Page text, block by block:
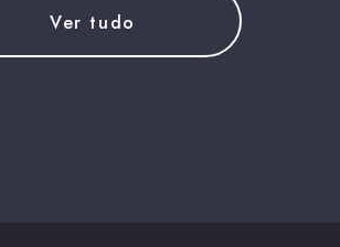
Ver tudo